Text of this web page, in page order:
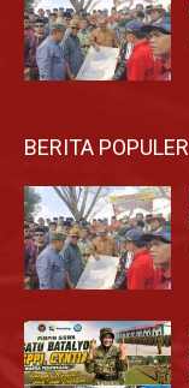
BERITA POPULER